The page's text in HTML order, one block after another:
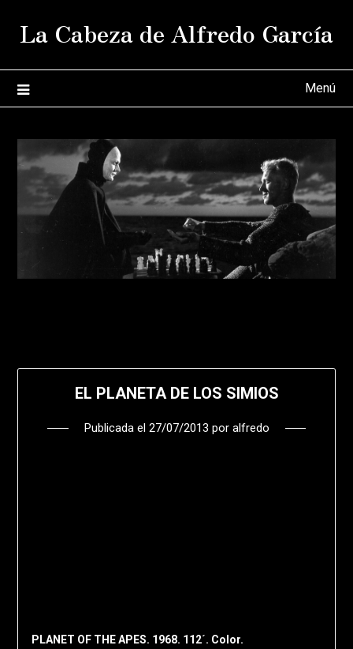
La Cabeza de Alfredo García
Menú
EL PLANETA DE LOS SIMIOS
Publicada el 27/07/2013 por alfredo
PLANET OF THE APES. 1968. 112´. Color.